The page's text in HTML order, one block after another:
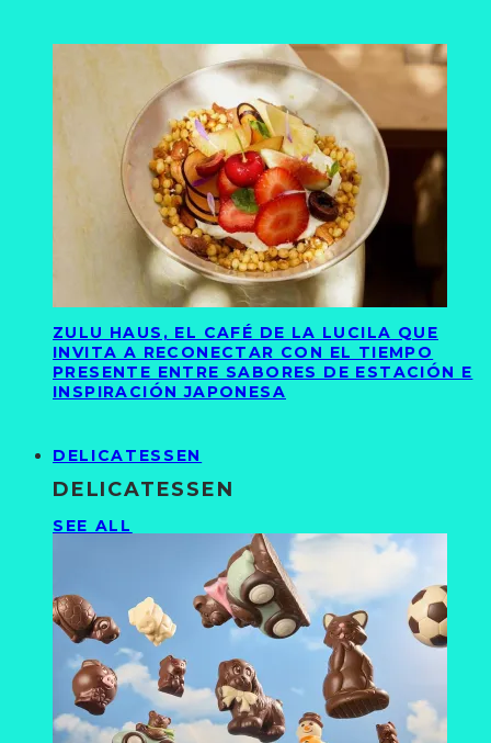
ZULU HAUS, EL CAFÉ DE LA LUCILA QUE
INVITA A RECONECTAR CON EL TIEMPO
PRESENTE ENTRE SABORES DE ESTACIÓN E
INSPIRACIÓN JAPONESA
DELICATESSEN
DELICATESSEN
SEE ALL